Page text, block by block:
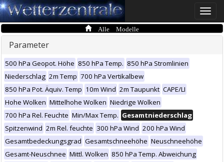
Toggle
Alle Modelle
Parameter
500 hPa Geopot. Höhe 850 hPa Temp. 850 hPa Stromlinien
Niederschlag 2m Temp 700 hPa Vertikalbew
850 hPa Pot. Äquiv. Temp 10m Wind 2m Taupunkt CAPE/LI
Hohe Wolken Mittelhohe Wolken Niedrige Wolken
700 hPa Rel. Feuchte Min/Max Temp. Gesamtniederschlag
Spitzenwind 2m Rel. feuchte 300 hPa Wind 200 hPa Wind
Gesamtbedeckungsgrad Gesamtschneehöhe Neuschneehöhe
Gesamt-Neuschnee Mittl. Wolken 850 hPa Temp. Abweichung